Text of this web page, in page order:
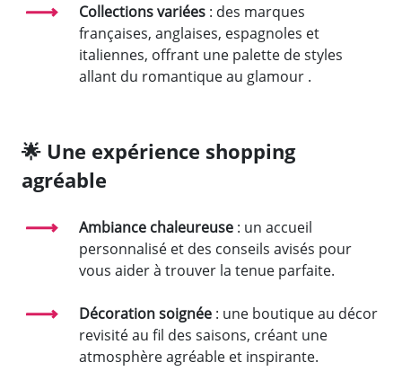
Collections variées : des marques
françaises, anglaises, espagnoles et
italiennes, offrant une palette de styles
allant du romantique au glamour .
🌟 Une expérience shopping
agréable
Ambiance chaleureuse : un accueil
personnalisé et des conseils avisés pour
vous aider à trouver la tenue parfaite.
Décoration soignée : une boutique au décor
revisité au fil des saisons, créant une
atmosphère agréable et inspirante.